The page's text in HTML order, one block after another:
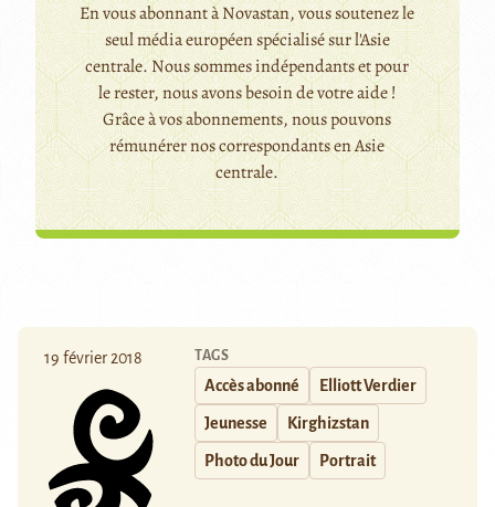
En vous abonnant à Novastan, vous soutenez le
seul média européen spécialisé sur l'Asie
centrale. Nous sommes indépendants et pour
le rester, nous avons besoin de votre aide !
Grâce à vos abonnements, nous pouvons
rémunérer nos correspondants en Asie
centrale.
19 février 2018 TAGS
Accès abonné Elliott Verdier
Jeunesse Kirghizstan
Photo du Jour Portrait